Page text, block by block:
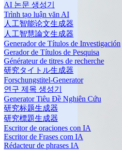
AI 논문 생성기
Trình tạo luận văn AI
人工智能论文生成器
人工智慧論文生成器
Generador de Títulos de Investigación
Gerador de Títulos de Pesquisa
Générateur de titres de recherche
研究タイトル生成器
Forschungstitel-Generator
연구 제목 생성기
Generator Tiêu Đề Nghiên Cứu
研究标题生成器
研究標題生成器
Escritor de oraciones con IA
Escritor de Frases com IA
Rédacteur de phrases IA